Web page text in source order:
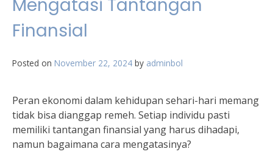
Mengatasi Tantangan
Finansial
Posted on November 22, 2024 by adminbol
Peran ekonomi dalam kehidupan sehari-hari memang
tidak bisa dianggap remeh. Setiap individu pasti
memiliki tantangan finansial yang harus dihadapi,
namun bagaimana cara mengatasinya?